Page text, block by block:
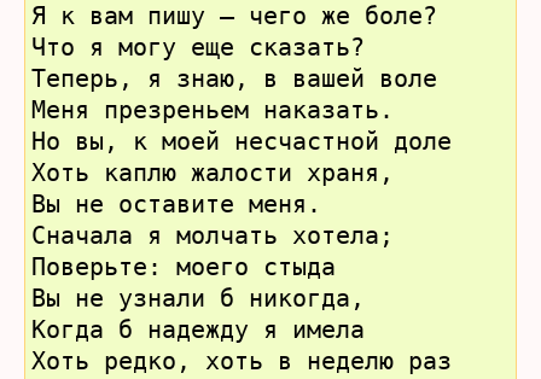
Я к вам пишу – чего же боле?
Что я могу еще сказать?
Теперь, я знаю, в вашей воле
Меня презреньем наказать.
Но вы, к моей несчастной доле
Хоть каплю жалости храня,
Вы не оставите меня.
Сначала я молчать хотела;
Поверьте: моего стыда
Вы не узнали б никогда,
Когда б надежду я имела
Хоть редко, хоть в неделю раз